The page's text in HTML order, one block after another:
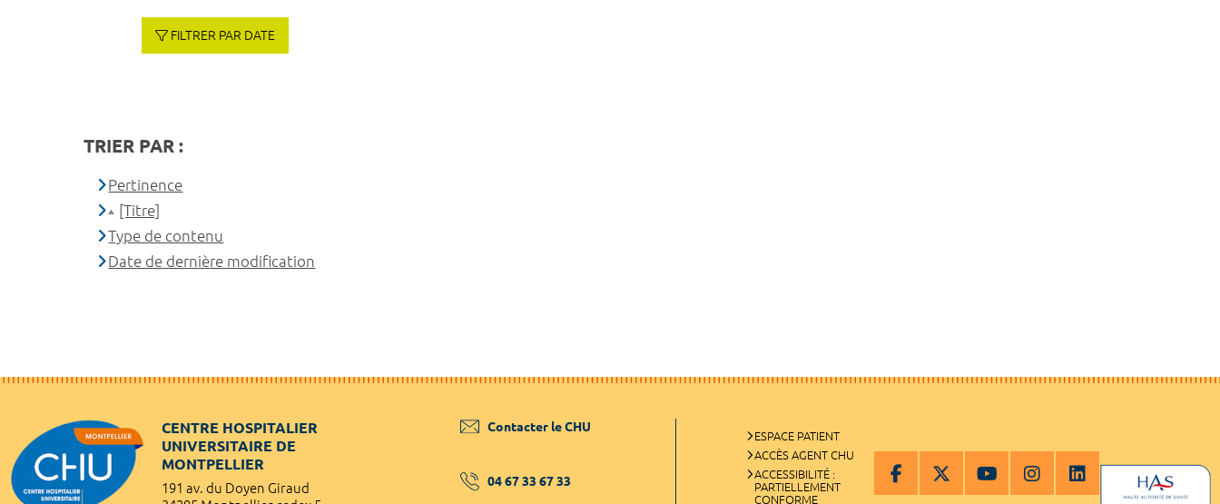
FILTRER PAR DATE
TRIER PAR :
Pertinence
[Titre]
Type de contenu
Date de dernière modification
CENTRE HOSPITALIER
UNIVERSITAIRE DE
MONTPELLIER
191 av. du Doyen Giraud
Contacter le CHU
04 67 33 67 33
ESPACE PATIENT
ACCÈS AGENT CHU
ACCESSIBILITÉ :
PARTIELLEMENT
CONFORME